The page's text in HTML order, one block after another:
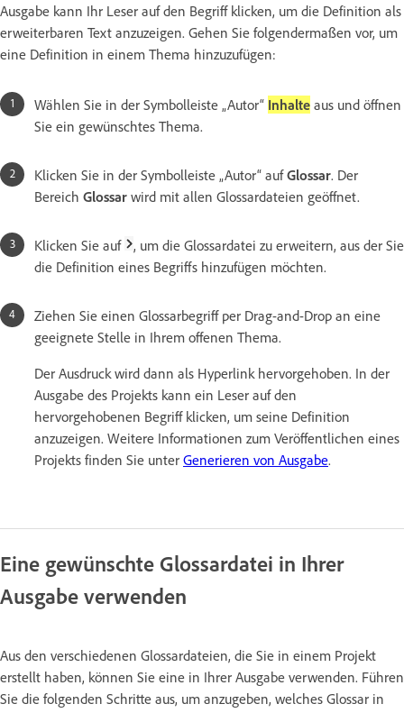
Ausgabe kann Ihr Leser auf den Begriff klicken, um die Definition als
erweiterbaren Text anzuzeigen. Gehen Sie folgendermaßen vor, um
eine Definition in einem Thema hinzuzufügen:
Wählen Sie in der Symbolleiste „Autor“ Inhalte aus und öffnen
Sie ein gewünschtes Thema.
Klicken Sie in der Symbolleiste „Autor“ aufGlossar. Der
Bereich Glossar wird mit allen Glossardateien geöffnet.
Klicken Sie auf
, um die Glossardatei zu erweitern, aus der Sie
die Definition eines Begriffs hinzufügen möchten.
Ziehen Sie einen Glossarbegriff per Drag-and-Drop an eine
geeignete Stelle in Ihrem offenen Thema.
Der Ausdruck wird dann als Hyperlink hervorgehoben. In der
Ausgabe des Projekts kann ein Leser auf den
hervorgehobenen Begriff klicken, um seine Definition
anzuzeigen. Weitere Informationen zum Veröffentlichen eines
Projekts finden Sie unter Generieren von Ausgabe.
Eine gewünschte Glossardatei in Ihrer
Ausgabe verwenden
Aus den verschiedenen Glossardateien, die Sie in einem Projekt
erstellt haben, können Sie eine in Ihrer Ausgabe verwenden. Führen
Sie die folgenden Schritte aus, um anzugeben, welches Glossar in